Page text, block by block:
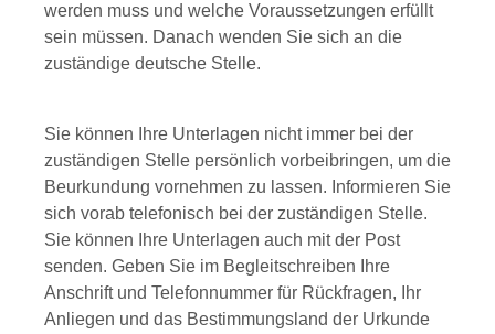
werden muss und welche Voraussetzungen erfüllt
sein müssen. Danach wenden Sie sich an die
zuständige deutsche Stelle.
Sie können Ihre Unterlagen nicht immer bei der
zuständigen Stelle persönlich vorbeibringen, um die
Beurkundung vornehmen zu lassen. Informieren Sie
sich vorab telefonisch bei der zuständigen Stelle.
Sie können Ihre Unterlagen auch mit der Post
senden. Geben Sie im Begleitschreiben Ihre
Anschrift und Telefonnummer für Rückfragen, Ihr
Anliegen und das Bestimmungsland der Urkunde